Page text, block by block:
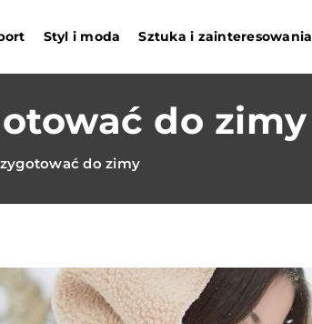
Styl i moda Sztuka i zainteresowania
do zimy
do zimy